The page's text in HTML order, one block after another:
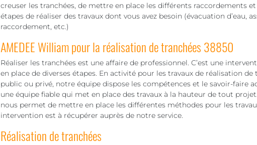
creuser les tranchées, de mettre en place les différents raccordements et
étapes de réaliser des travaux dont vous avez besoin (évacuation d’eau,
raccordement, etc.)
AMEDEE William pour la réalisation de tranchées 38850
Réaliser les tranchées est une affaire de professionnel. C’est une
en place de diverses étapes. En activité pour les travaux de réalisation
public ou privé, notre équipe dispose les compétences et le savoir-faire
une équipe fiable qui met en place des travaux à la hauteur de tout
nous permet de mettre en place les différentes méthodes pour les
intervention est à récupérer auprès de notre service.
Réalisation de tranchées